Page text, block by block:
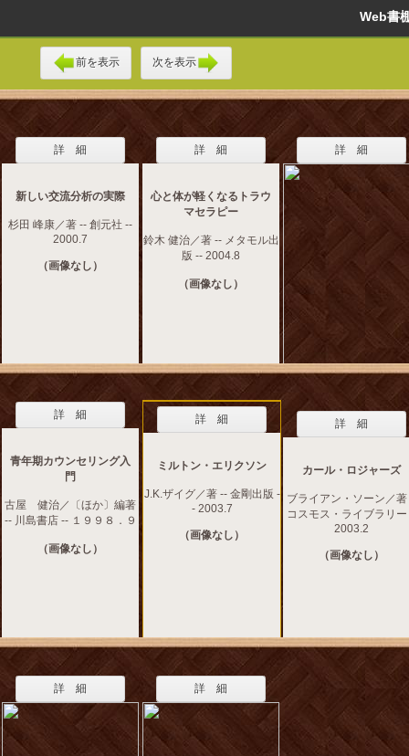
Web
前を表示 次を表示
詳 細
新しい交流分析の実際
杉田 峰康／著 -- 創元社 --
2000.7
（画像なし）
詳 細
心と体が軽くなるトラウ
マセラピー
鈴木 健治／著 -- メタモル出
版 -- 2004.8
（画像なし）
詳 細
詳 細
青年期カウンセリング入
門
古屋 健治／〔ほか〕編著
-- 川島書店 -- １９９８．９
（画像なし）
詳 細
ミルトン・エリクソン
J.K.ザイグ／著 -- 金剛出版 -
- 2003.7
（画像なし）
詳 細
カール・ロジャーズ
ブライアン・ソーン／著
コスモス・ライブラリー
2003.2
（画像なし）
詳 細 詳 細